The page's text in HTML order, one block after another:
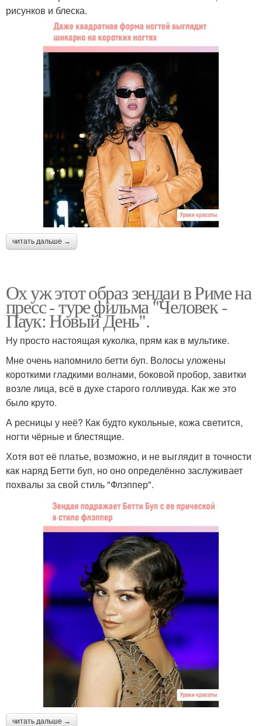
рисунков и блеска.
читать дальше →
Ох уж этот образ зендаи в Риме на
пресс - туре фильма "Человек -
Паук: Новый День".
Ну просто настоящая куколка, прям как в мультике.
Мне очень напомнило бетти буп. Волосы уложены
короткими гладкими волнами, боковой пробор, завитки
возле лица, всё в духе старого голливуда. Как же это
было круто.
А ресницы у неё? Как будто кукольные, кожа светится,
ногти чёрные и блестящие.
Хотя вот её платье, возможно, и не выглядит в точности
как наряд Бетти буп, но оно определённо заслуживает
похвалы за свой стиль "Флэппер".
читать дальше →